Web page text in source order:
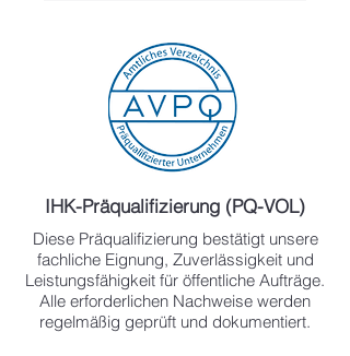
IHK-Präqualifizierung (PQ-VOL)
Diese Präqualifizierung bestätigt unsere
fachliche Eignung, Zuverlässigkeit und
Leistungsfähigkeit für öffentliche Aufträge.
Alle erforderlichen Nachweise werden
regelmäßig geprüft und dokumentiert.